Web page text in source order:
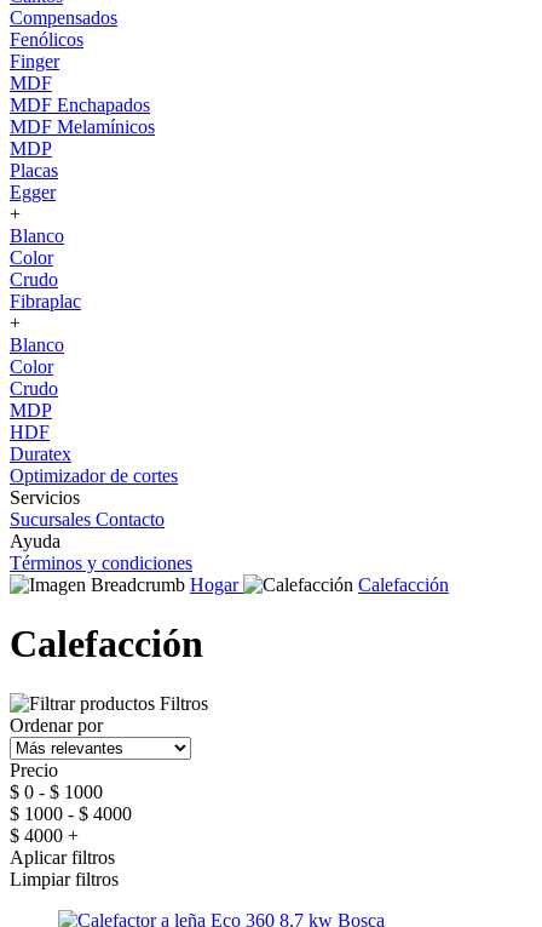
Compensados
Fenólicos
Finger
MDF
MDF Enchapados
MDF Melamínicos
MDP
Placas
Egger
+
Blanco
Color
Crudo
Fibraplac
+
Blanco
Color
Crudo
MDP
HDF
Duratex
Optimizador de cortes
Servicios
Sucursales Contacto
Ayuda
Términos y condiciones
Hogar
Calefacción
Calefacción
Filtros
Ordenar por
Precio
$ 0 - $ 1000
$ 1000 - $ 4000
$ 4000 +
Aplicar filtros
Limpiar filtros